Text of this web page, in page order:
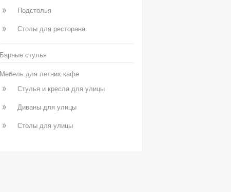
Подстолья
Столы для ресторана
Барные стулья
Мебель для летних кафе
Стулья и кресла для улицы
Диваны для улицы
Столы для улицы